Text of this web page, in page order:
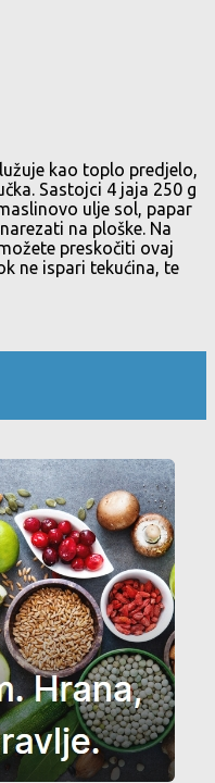
kao toplo predjelo,
Sastojci 4 jaja 250 g
ulje sol, papar
na ploške. Na
preskočiti ovaj
ne ispari tekućina, te